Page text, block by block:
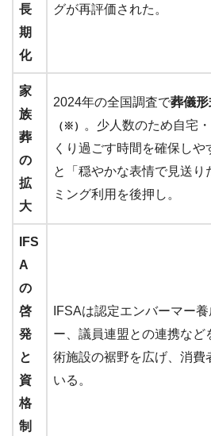
長
期
化
グが再評価された。
家
族
葬
の
拡
大
2024年の全国調査で葬儀
（※）
。少人数のため自宅
くり過ごす時間を確保し
と「穏やかな表情で見送り
ミング利用を後押し。
IFS
A
の
啓
発
と
資
格
制
IFSAは認定エンバーマー
ー、議員連盟との連携など
術施設の裾野を広げ、消費
いる。